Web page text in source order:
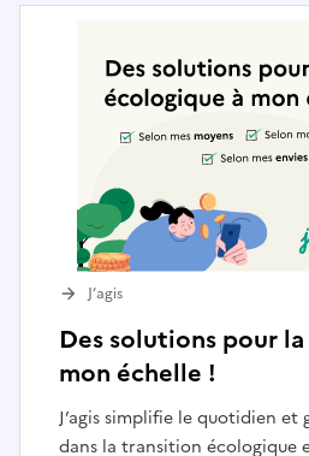
Des solutions pour
mon échelle !
J’agis simplifie le quotidien et
dans la transition écologique
J’agis